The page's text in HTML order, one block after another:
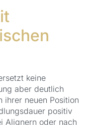
keine
aber deutlich
ihrer neuen Position
positiv
Alignern oder nach